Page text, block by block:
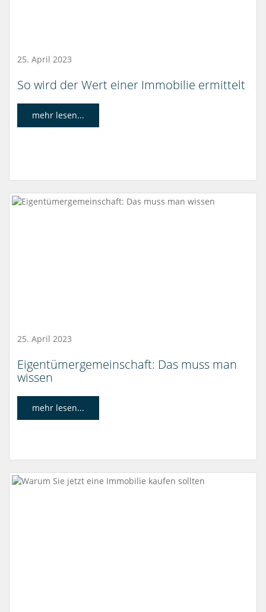
25. April 2023
So wird der Wert einer Immobilie ermittelt
mehr lesen...
25. April 2023
Eigentümergemeinschaft: Das muss man
wissen
mehr lesen...